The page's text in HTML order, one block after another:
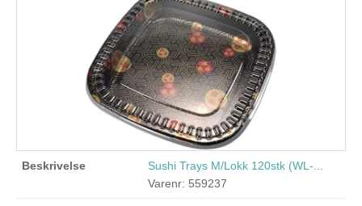
Sushi Trays M/Lokk 120stk (WL-...
Varenr: 559237